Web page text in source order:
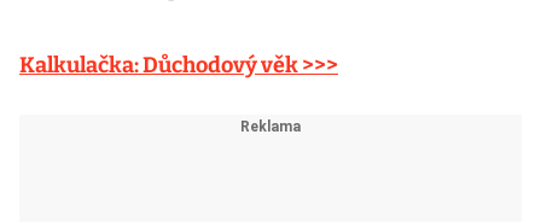
Kalkulačka: Důchodový věk >>>